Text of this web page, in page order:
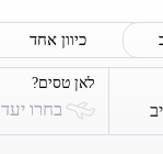
בחו"ל
השכרת
רכב
כיוון אחד
לאן טסים?
בחרו יעד